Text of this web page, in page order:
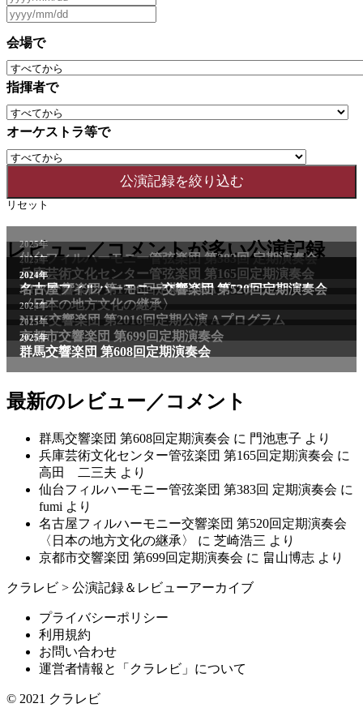
会場で
指揮者で
オーケストラ等で
リセット
レビュー／コメントが多い公演記録
最新のレビュー／コメント
群馬交響楽団 第608回定期演奏会 に 門池恵子 より
兵庫芸術文化センター管弦楽団 第165回定期演奏会 に
高田 二三夫 より
仙台フィルハーモニー管弦楽団 第383回 定期演奏会 に
fumi より
名古屋フィルハーモニー交響楽団 第520回定期演奏会
〈日本の地方文化の継承〉
に 芝崎浩三 より
京都市交響楽団 第699回定期演奏会 に 畠山博志 より
クラレビ > 公演記録＆レビューアーカイブ
プライバシーポリシー
利用規約
お問い合わせ
運営者情報と「クラレビ」について
© 2021 クラレビ